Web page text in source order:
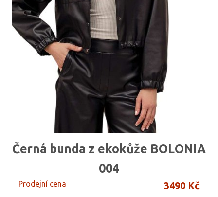
Černá bunda z ekokůže BOLONIA
004
Prodejní cena 3490 Kč